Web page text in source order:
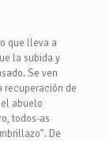
que lleva a
la subida y
Se ven
recuperación de
abuelo
todos-as
De